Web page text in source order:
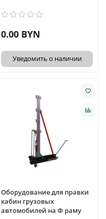
0.00 BYN
Уведомить о наличии
Оборудование для правки
кабин грузовых
автомобилей на Ф раму